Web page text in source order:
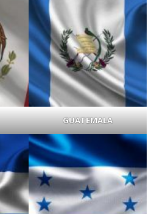
GUATEMALA